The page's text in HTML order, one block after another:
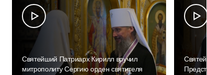
Святейший Патриарх Кирилл вручил
митрополиту Сергию орден святителя